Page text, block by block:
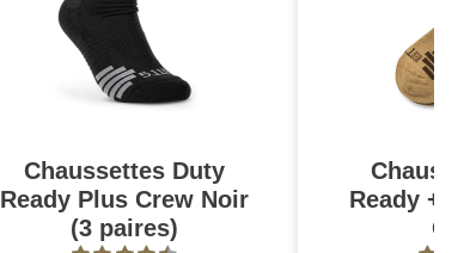
Chaussettes Duty
Ready Plus Crew Noir
(3 paires)
Ready +